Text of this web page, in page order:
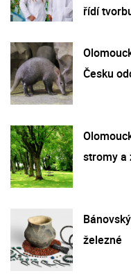
řídí
Česku
stromy a
železné